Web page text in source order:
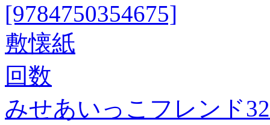
[9784750354675]
敷懐紙
回数
みせあいっこフレンド32